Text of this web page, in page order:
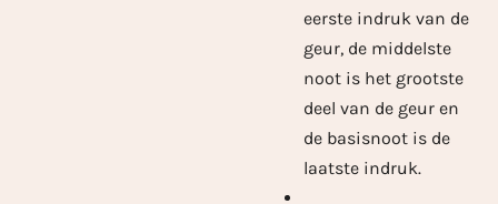
eerste indruk van de
geur, de middelste
noot is het grootste
deel van de geur en
de basisnoot is de
laatste indruk.